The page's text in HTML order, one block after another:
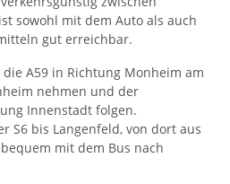
sowohl mit dem Auto als auch
gut erreichbar.
die A59 in Richtung Monheim am
nehmen und der
Innenstadt folgen.
S6 bis Langenfeld, von dort aus
mit dem Bus nach